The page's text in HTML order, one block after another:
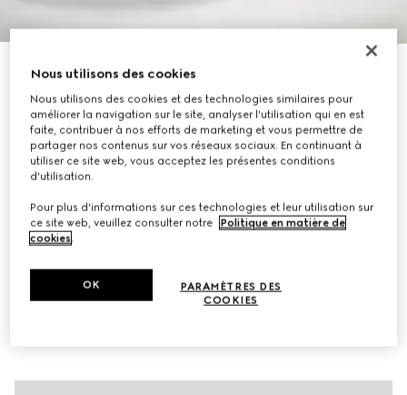
Bague large ajourée GG Marmont
€ 350
DéclinaisonsLaiton avec finition en palladium
Nous utilisons des cookies
Nous utilisons des cookies et des technologies similaires pour
améliorer la navigation sur le site, analyser l'utilisation qui en est
faite, contribuer à nos efforts de marketing et vous permettre de
partager nos contenus sur vos réseaux sociaux. En continuant à
utiliser ce site web, vous acceptez les présentes conditions
d'utilisation.
Pour plus d'informations sur ces technologies et leur utilisation sur
ce site web, veuillez consulter notre
Politique en matière de
cookies.
PARAMÈTRES DES
COOKIES
OK